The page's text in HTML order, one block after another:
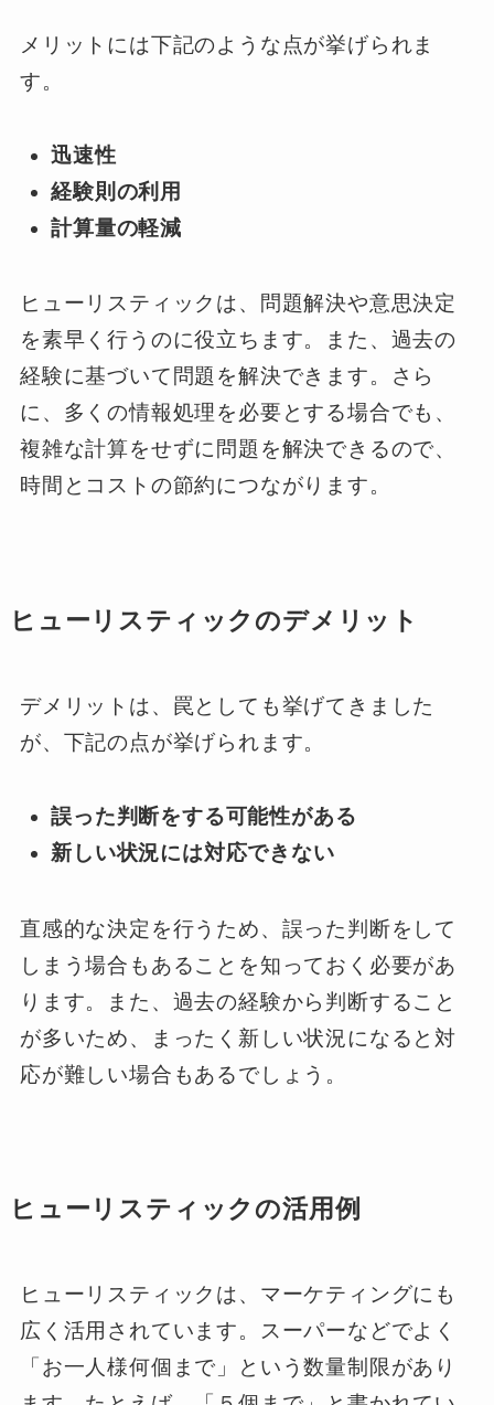
メリットには下記のような点が挙げられま
す。
迅速性
経験則の利用
計算量の軽減
ヒューリスティックは、問題解決や意思決定
を素早く行うのに役立ちます。また、過去の
経験に基づいて問題を解決できます。さら
に、多くの情報処理を必要とする場合でも、
複雑な計算をせずに問題を解決できるので、
時間とコストの節約につながります。
ヒューリスティックのデメリット
デメリットは、罠としても挙げてきました
が、下記の点が挙げられます。
誤った判断をする可能性がある
新しい状況には対応できない
直感的な決定を行うため、誤った判断をして
しまう場合もあることを知っておく必要があ
ります。また、過去の経験から判断すること
が多いため、まったく新しい状況になると対
応が難しい場合もあるでしょう。
ヒューリスティックの活用例
ヒューリスティックは、マーケティングにも
広く活用されています。スーパーなどでよく
「お一人様何個まで」という数量制限があり